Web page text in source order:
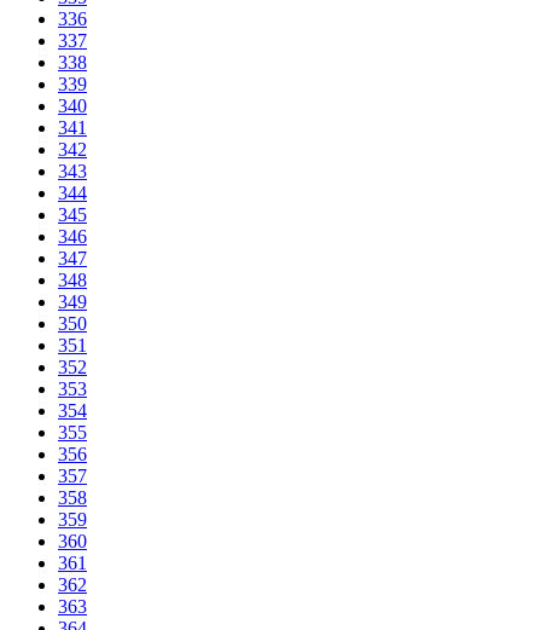
336
337
338
339
340
341
342
343
344
345
346
347
348
349
350
351
352
353
354
355
356
357
358
359
360
361
362
363